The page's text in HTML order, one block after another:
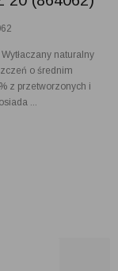
naturalny
o średnim
z przetworzonych i
...